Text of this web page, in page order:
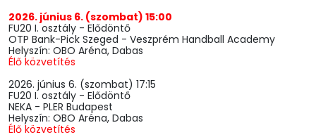
2026. június 6. (szombat) 15:00
FU20 I. osztály - Elődöntő
OTP Bank-Pick Szeged - Veszprém Handball Academy
Helyszín: OBO Aréna, Dabas
Élő közvetítés
2026. június 6. (szombat) 17:15
FU20 I. osztály - Elődöntő
NEKA - PLER Budapest
Helyszín: OBO Aréna, Dabas
Élő közvetítés